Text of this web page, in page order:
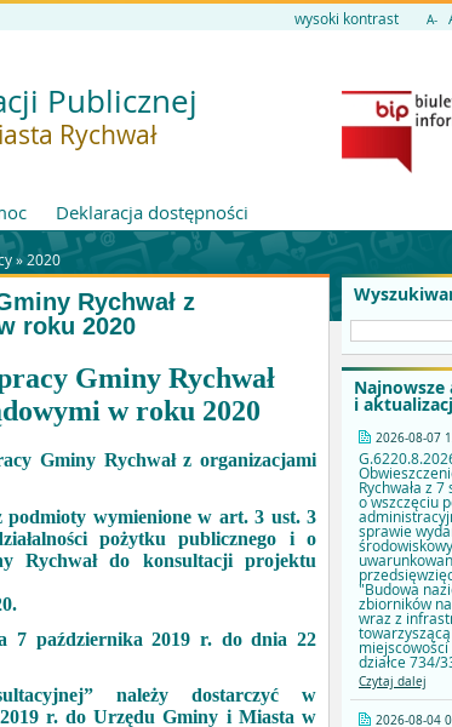
wysoki kontrast A-
Publicznej
Rychwał
Deklaracja dostępności
» 2020
Najnowsze
i
2026-08-07
Rychwała z
o wszczęciu
sprawie
"Budowa
zbiorników
wraz z
miejscowości
działce 734/
Czytaj dalej
2026-08-04
Rychwał z
roku 2020
Gminy Rychwał
w roku 2020
Gminy Rychwał z organizacjami
podmioty wymienione w art. 3 ust. 3
pożytku publicznego i o
Rychwał do konsultacji projektu
7 października 2019 r. do dnia 22
należy dostarczyć w
r. do Urzędu Gminy i Miasta w